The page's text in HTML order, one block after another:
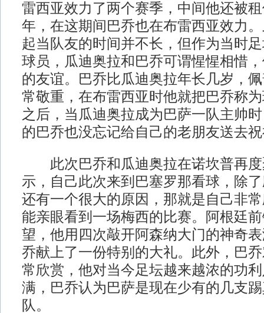
雷西亚效力了两个赛季，中间他还被
年，在这期间巴乔也在布雷西亚效力
起当队友的时间并不长，但作为当时
球员，瓜迪奥拉和巴乔可谓惺惺相惜
的友谊。巴乔比瓜迪奥拉年长几岁，
常敬重，在布雷西亚时他就把巴乔称
之后，当瓜迪奥拉成为巴萨一队主帅
的巴乔也没忘记给自己的老朋友送去
此次巴乔和瓜迪奥拉在诺坎普再度
示，自己此次来到巴塞罗那看球，除
还有一个很大的原因，那就是自己非
能亲眼看到一场梅西的比赛。阿根廷
望，他用四次敲开阿森纳大门的神奇
乔献上了一份特别的大礼。此外，巴
常欣赏，他对当今足坛越来越浓的功
满，巴乔认为巴萨是现在少有的几支
队。